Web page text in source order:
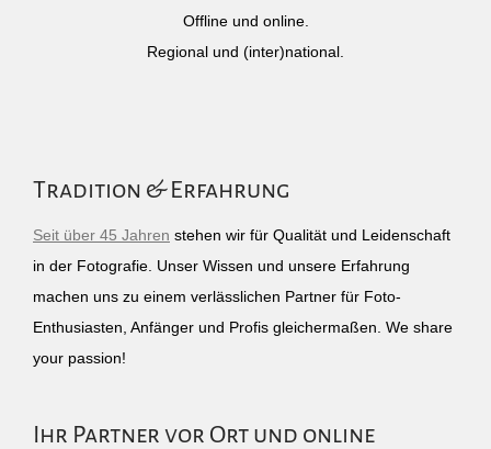
Offline und online.
Regional und (inter)national.
Tradition & Erfahrung
Seit über 45 Jahren stehen wir für Qualität und Leidenschaft
in der Fotografie. Unser Wissen und unsere Erfahrung
machen uns zu einem verlässlichen Partner für Foto-
Enthusiasten, Anfänger und Profis gleichermaßen. We share
your passion!
Ihr Partner vor Ort und online